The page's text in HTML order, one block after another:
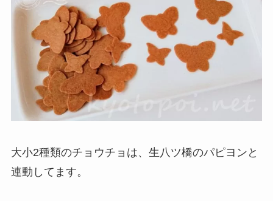
大小2種類のチョウチョは、生八ツ橋のパピヨンと
連動してます。